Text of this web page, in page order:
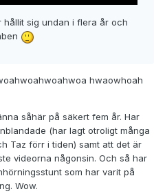
sig undan i flera år och
hwaowhoah
såhär på säkert fem år. Har
(har lagt otroligt många
Taz förr i tiden) samt att det är
videorna någonsin. Och så har
som har varit på
Wow.